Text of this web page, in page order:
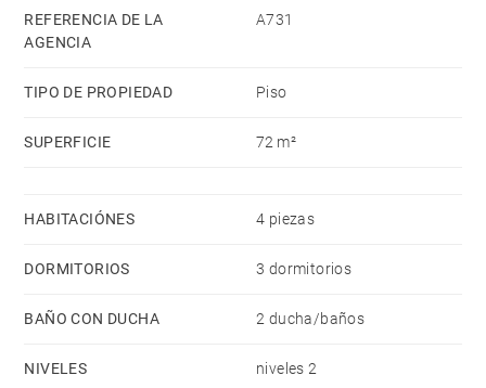
REFERENCIA DE LA
AGENCIA
A731
TIPO DE PROPIEDAD Piso
SUPERFICIE 72 m²
HABITACIÓNES 4 piezas
DORMITORIOS 3 dormitorios
BAÑO CON DUCHA 2 ducha/baños
NIVELES niveles 2